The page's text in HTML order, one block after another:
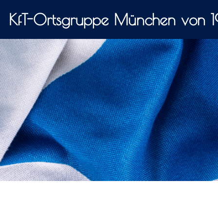
KfT-Ortsgruppe München von